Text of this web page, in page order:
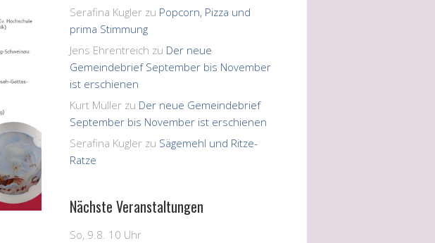
Serafina Kugler zu Popcorn, Pizza und
prima Stimmung
Jens Ehrentreich zu Der neue
Gemeindebrief September bis November
ist erschienen
Kurt Müller zu Der neue Gemeindebrief
September bis November ist erschienen
Serafina Kugler zu Sägemehl und Ritze-
Ratze
Nächste Veranstaltungen
So, 9.8. 10 Uhr